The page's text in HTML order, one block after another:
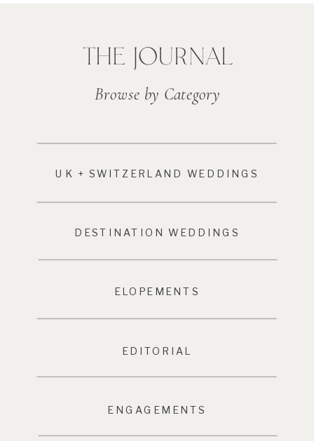
THE JOURNAL
Browse by Category
UK + SWITZERLAND WEDDINGS
DESTINATION WEDDINGS
ELOPEMENTS
EDITORIAL
ENGAGEMENTS